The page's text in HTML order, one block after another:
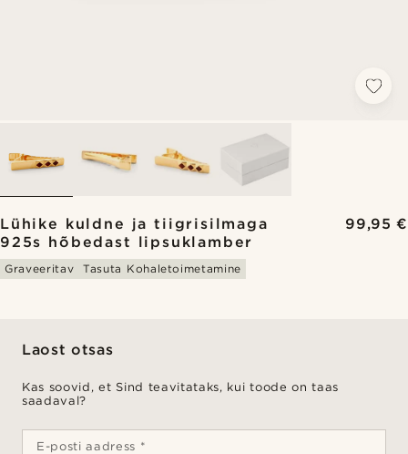
Lühike kuldne ja tiigrisilmaga
925s hõbedast lipsuklamber
99,95 €
Graveeritav Tasuta Kohaletoimetamine
Laost otsas
Kas soovid, et Sind teavitataks, kui toode on taas
saadaval?
E-posti aadress *